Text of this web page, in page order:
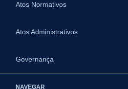
Atos Normativos
Atos Administrativos
Governança
NAVEGAR